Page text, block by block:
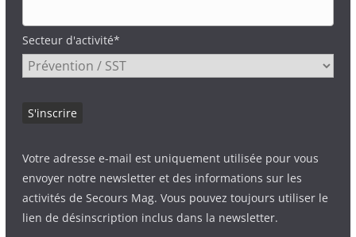
Secteur d'activité*
Votre adresse e-mail est uniquement utilisée pour vous
envoyer notre newsletter et des informations sur les
activités de Secours Mag. Vous pouvez toujours utiliser le
lien de désinscription inclus dans la newsletter.